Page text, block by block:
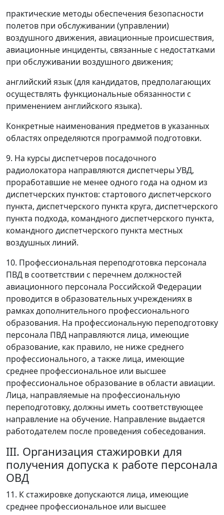
практические методы обеспечения безопасности
полетов при обслуживании (управлении)
воздушного движения, авиационные происшествия,
авиационные инциденты, связанные с недостатками
при обслуживании воздушного движения;
английский язык (для кандидатов, предполагающих
осуществлять функциональные обязанности с
применением английского языка).
Конкретные наименования предметов в указанных
областях определяются программой подготовки.
9. На курсы диспетчеров посадочного
радиолокатора направляются диспетчеры УВД,
проработавшие не менее одного года на одном из
диспетчерских пунктов: стартового диспетчерского
пункта, диспетчерского пункта круга, диспетчерского
пункта подхода, командного диспетчерского пункта,
командного диспетчерского пункта местных
воздушных линий.
10. Профессиональная переподготовка персонала
ПВД в соответствии с перечнем должностей
авиационного персонала Российской Федерации
проводится в образовательных учреждениях в
рамках дополнительного профессионального
образования. На профессиональную переподготовку
персонала ПВД направляются лица, имеющие
образование, как правило, не ниже среднего
профессионального, а также лица, имеющие
среднее профессиональное или высшее
профессиональное образование в области авиации.
Лица, направляемые на профессиональную
переподготовку, должны иметь соответствующее
направление на обучение. Направление выдается
работодателем после проведения собеседования.
III. Организация стажировки для
получения допуска к работе персонала
ОВД
11. К стажировке допускаются лица, имеющие
среднее профессиональное или высшее